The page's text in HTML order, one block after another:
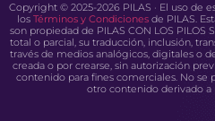
Copyright © 2025-2026 PILAS · El uso de
los Términos y Condicionesde PILAS.
son propiedad de PILAS CON LOS PILOS
total o parcial, su traducción, inclusión,
través de medios analógicos, digitales o
creada o por crearse, sin autorización
contenido para fines comerciales. No se
otro contenido derivado a